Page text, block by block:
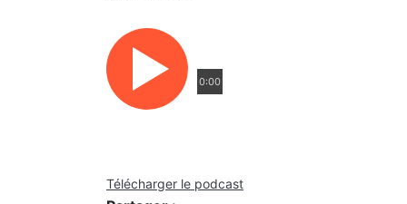
0:00
Télécharger le podcast